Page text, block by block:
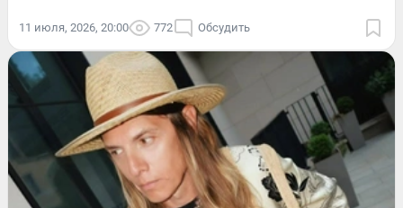
11 июля, 2026, 20:00 772 Обсудить